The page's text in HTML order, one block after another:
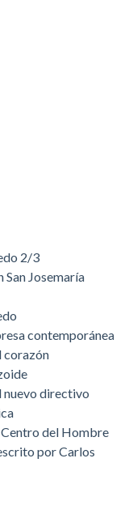
2/3
San Josemaría
contemporánea
corazón
nuevo directivo
del Hombre
por Carlos